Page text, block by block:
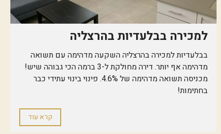
למכירה בבלעדיות בהרצליה
בבלעדיות למכירה בהרצליה השקעה מדהימה עם תשואה
מדהימה אף יותר. דירה מחולקת ל-3 ברמה הכי גבוהה שיש!
מכניסה תשואה מדהימה של 4.6%. פינוי בינוי עתידי כבר
בחתימות!
קרא עוד